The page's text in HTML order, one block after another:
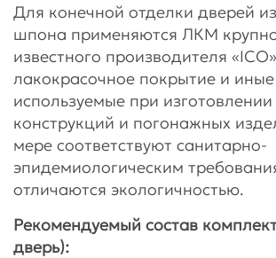
Для конечной отделки дверей
шпона применяются ЛКМ
известного производителя
лакокрасочное покрытие и
используемые при
конструкций и погонажных
мере соответствуют санитарно-
эпидемиологическим
отличаются экологичностью.
Рекомендуемый состав
дверь):